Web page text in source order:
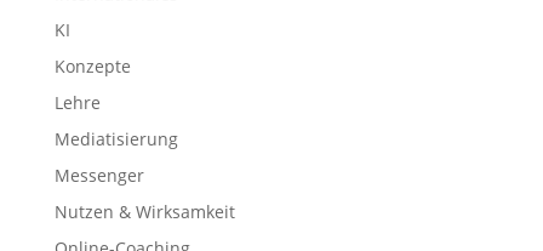
KI
Konzepte
Lehre
Mediatisierung
Messenger
Nutzen & Wirksamkeit